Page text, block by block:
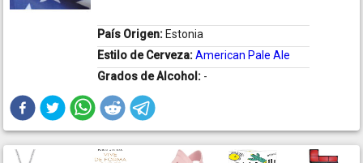
País Origen: Estonia
Estilo de Cerveza:American Pale Ale
Grados de Alcohol: -